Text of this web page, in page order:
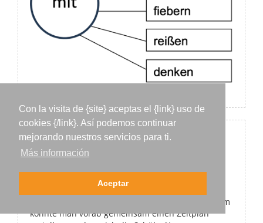
Con la visita de {site} aceptas el {link} uso de
cookies {/link}. Así podemos continuar
mejorando nuestros servicios para ti.
Más información
Aceptar
Mögliche Antworten:
Man könnte die Gruppenarbeit in verschiedene
Phasen unterteilen und für jede Phase
ausreichend Zeit zur Verfügung stellen. Außerdem
könnte man vorab gemeinsam einen Zeitplan